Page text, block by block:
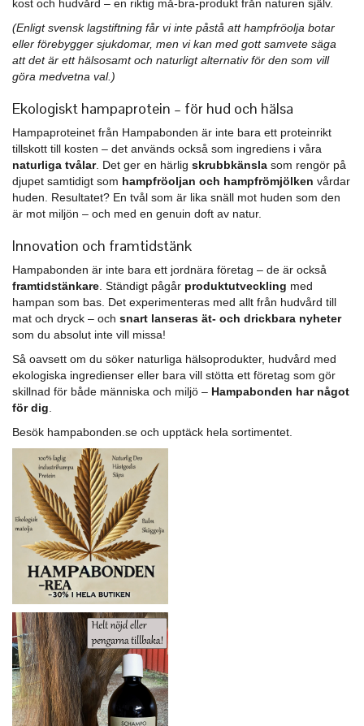
kost och hudvård – en riktig må-bra-produkt från naturen själv.
(Enligt svensk lagstiftning får vi inte påstå att hampfröolja botar
eller förebygger sjukdomar, men vi kan med gott samvete säga
att det är ett hälsosamt och naturligt alternativ för den som vill
göra medvetna val.)
Ekologiskt hampaprotein – för hud och hälsa
Hampaproteinet från Hampabonden är inte bara ett proteinrikt
tillskott till kosten – det används också som ingrediens i våra
naturliga tvålar. Det ger en härlig skrubbkänsla som rengör på
djupet samtidigt som hampfröoljan och hampfrömjölken vårdar
huden. Resultatet? En tvål som är lika snäll mot huden som den
är mot miljön – och med en genuin doft av natur.
Innovation och framtidstänk
Hampabonden är inte bara ett jordnära företag – de är också
framtidstänkare . Ständigt pågår produktutveckling med
hampan som bas. Det experimenteras med allt från hudvård till
mat och dryck – och snart lanseras ät- och drickbara nyheter
som du absolut inte vill missa!
Så oavsett om du söker naturliga hälsoprodukter, hudvård med
ekologiska ingredienser eller bara vill stötta ett företag som gör
skillnad för både människa och miljö – Hampabonden har något
för dig
Besök hampabonden.se och upptäck hela sortimentet.